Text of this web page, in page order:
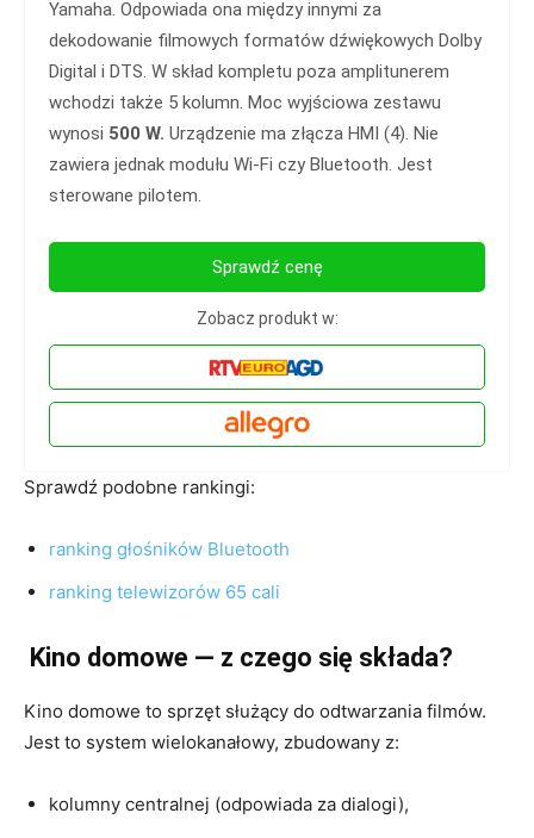
Yamaha. Odpowiada ona między innymi za
dekodowanie filmowych formatów dźwiękowych Dolby
Digital i DTS. W skład kompletu poza amplitunerem
wchodzi także 5 kolumn. Moc wyjściowa zestawu
wynosi 500 W. Urządzenie ma złącza HMI (4). Nie
zawiera jednak modułu Wi-Fi czy Bluetooth. Jest
sterowane pilotem.
Sprawdź cenę
Zobacz produkt w:
Sprawdź podobne rankingi:
ranking głośników Bluetooth
ranking telewizorów 65 cali
Kino domowe — z czego się składa?
Kino domowe to sprzęt służący do odtwarzania filmów.
Jest to system wielokanałowy, zbudowany z:
kolumny centralnej (odpowiada za dialogi),